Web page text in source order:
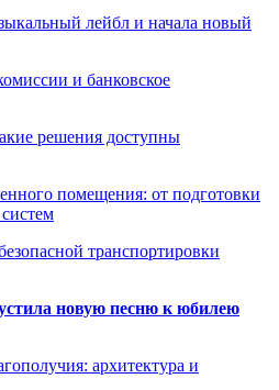
лейбл и начала новый
и банковское
решения доступны
помещения: от подготовки
транспортировки
новую песню к юбилею
архитектура и